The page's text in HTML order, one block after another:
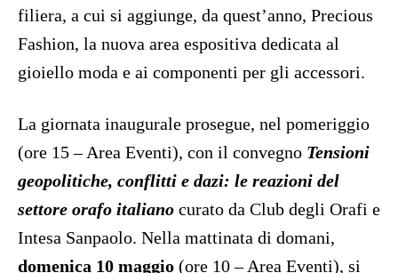
filiera, a cui si aggiunge, da quest’anno, Precious
Fashion, la nuova area espositiva dedicata al
gioiello moda e ai componenti per gli accessori.
La giornata inaugurale prosegue, nel pomeriggio
(ore 15 – Area Eventi), con il convegno Tensioni
geopolitiche, conflitti e dazi: le reazioni del
settore orafo italiano curato da Club degli Orafi e
Intesa Sanpaolo. Nella mattinata di domani,
domenica 10 maggio (ore 10 – Area Eventi), si